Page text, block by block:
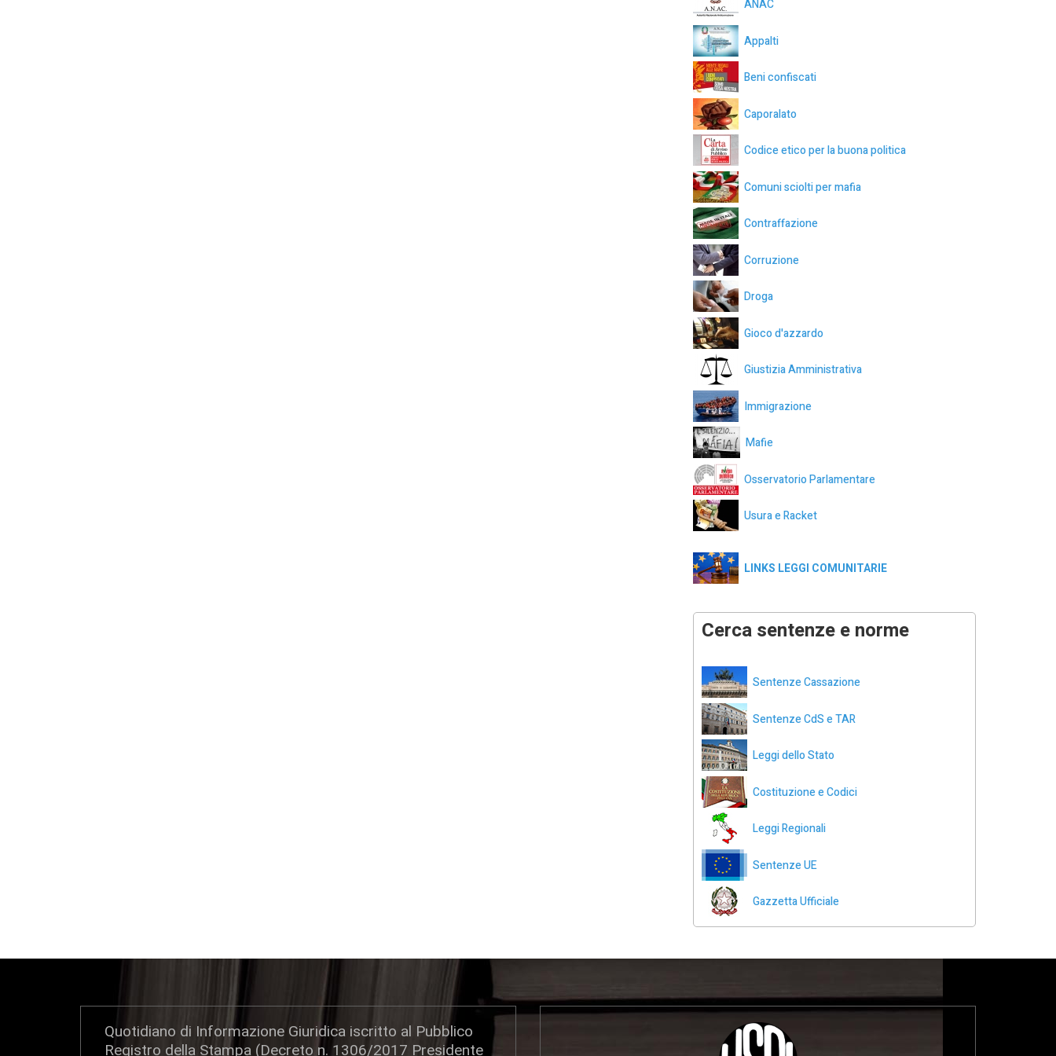
ANAC
Appalti
Beni confiscati
Caporalato
Codice etico per la buona politica
Comuni sciolti per mafia
Contraffazione
Corruzione
Droga
Gioco d'azzardo
Giustizia Amministrativa
Immigrazione
Mafie
Osservatorio Parlamentare
Usura e Racket
LINKS LEGGI COMUNITARIE
Cerca sentenze e norme
Sentenze Cassazione
Sentenze CdS e TAR
Leggi dello Stato
Costituzione e Codici
Leggi Regionali
Sentenze UE
Gazzetta Ufficiale
Quotidiano di Informazione Giuridica iscritto al Pubblico
Registro della Stampa (Decreto n. 1306/2017 Presidente